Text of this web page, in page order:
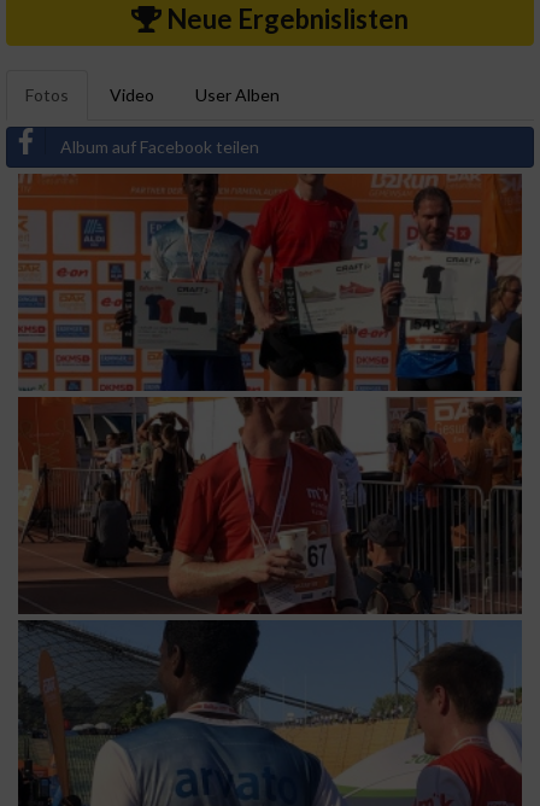
Neue Ergebnislisten
Fotos Video User Alben
Album auf Facebook teilen